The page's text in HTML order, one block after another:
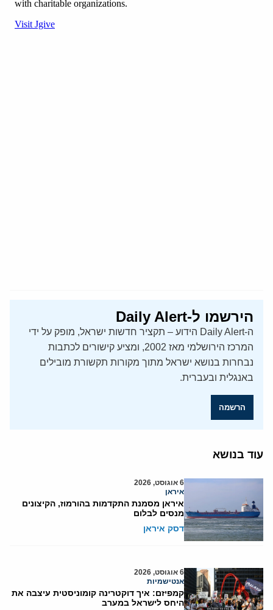
הירשמו ל-Daily Alert
ה-Daily Alert הידוע – תקציר חדשות ישראל, מופק על ידי
המרכז הירושלמי מאז 2002, ומציע קישורים לכתבות
נבחרות בנושא ישראל מתוך מקורות תקשורת מובילים
באנגלית ובעברית.
הרשמה
עוד בנושא
6 אוגוסט, 2026
איראן
איראן מסמנת התקדמות בהורמוז, הקיצונים
מנסים לבלום
דסק איראן
6 אוגוסט, 2026
אנטישמיות
קמפיזם: איך דוקטרינה קומוניסטית עיצבה את
היחס לישראל במערב